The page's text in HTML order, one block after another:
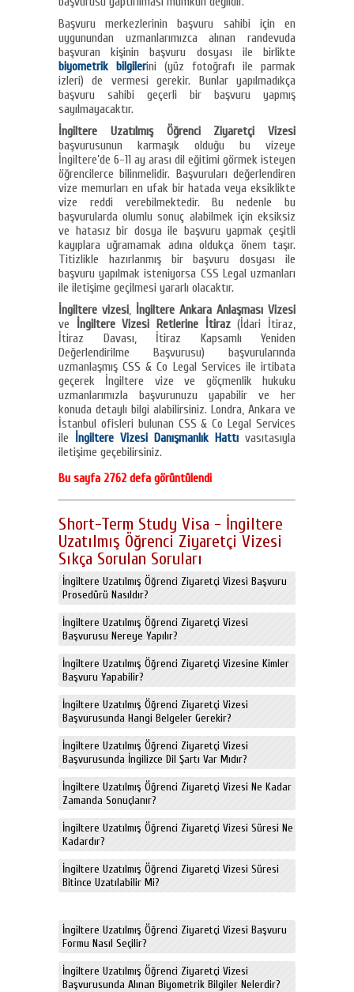
Başvuru merkezlerinin başvuru sahibi için en
uygunundan uzmanlarımızca alınan randevuda
başvuran kişinin başvuru dosyası ile birlikte
biyometrik bilgilerini (yüz fotoğrafı ile parmak
izleri) de vermesi gerekir. Bunlar yapılmadıkça
başvuru sahibi geçerli bir başvuru yapmış
sayılmayacaktır.
İngiltere Uzatılmış Öğrenci Ziyaretçi Vizesi
başvurusunun karmaşık olduğu bu vizeye
İngiltere’de 6-11 ay arası dil eğitimi görmek isteyen
öğrencilerce bilinmelidir. Başvuruları değerlendiren
vize memurları en ufak bir hatada veya eksiklikte
vize reddi verebilmektedir. Bu nedenle bu
başvurularda olumlu sonuç alabilmek için eksiksiz
ve hatasız bir dosya ile başvuru yapmak çeşitli
kayıplara uğramamak adına oldukça önem taşır.
Titizlikle hazırlanmış bir başvuru dosyası ile
başvuru yapılmak isteniyorsa CSS Legal uzmanları
ile iletişime geçilmesi yararlı olacaktır.
İngiltere vizesi, İngiltere Ankara Anlaşması Vizesi
ve
İngiltere Vizesi Retlerine İtiraz(İdari İtiraz,
İtiraz Davası, İtiraz Kapsamlı Yeniden
Değerlendirilme Başvurusu) başvurularında
uzmanlaşmış CSS & Co Legal Services ile irtibata
geçerek İngiltere vize ve göçmenlik hukuku
uzmanlarımızla başvurunuzu yapabilir ve her
konuda detaylı bilgi alabilirsiniz. Londra, Ankara ve
İstanbul ofisleri bulunan CSS & Co Legal Services
ile İngiltere Vizesi Danışmanlık Hattı vasıtasıyla
iletişime geçebilirsiniz.
Bu sayfa 2762 defa görüntülendi
Short-Term Study Visa - İngiltere
Uzatılmış Öğrenci Ziyaretçi Vizesi
Sıkça Sorulan Soruları
İngiltere Uzatılmış Öğrenci Ziyaretçi Vizesi Başvuru
Prosedürü Nasıldır?
İngiltere Uzatılmış Öğrenci Ziyaretçi Vizesi
Başvurusu Nereye Yapılır?
İngiltere Uzatılmış Öğrenci Ziyaretçi Vizesine Kimler
Başvuru Yapabilir?
İngiltere Uzatılmış Öğrenci Ziyaretçi Vizesi
Başvurusunda Hangi Belgeler Gerekir?
İngiltere Uzatılmış Öğrenci Ziyaretçi Vizesi
Başvurusunda İngilizce Dil Şartı Var Mıdır?
İngiltere Uzatılmış Öğrenci Ziyaretçi Vizesi Ne Kadar
Zamanda Sonuçlanır?
İngiltere Uzatılmış Öğrenci Ziyaretçi Vizesi Süresi Ne
Kadardır?
İngiltere Uzatılmış Öğrenci Ziyaretçi Vizesi Süresi
Bitince Uzatılabilir Mi?
İngiltere Uzatılmış Öğrenci Ziyaretçi Vizesi Başvuru
Formu Nasıl Seçilir?
İngiltere Uzatılmış Öğrenci Ziyaretçi Vizesi
Başvurusunda Alınan Biyometrik Bilgiler Nelerdir?